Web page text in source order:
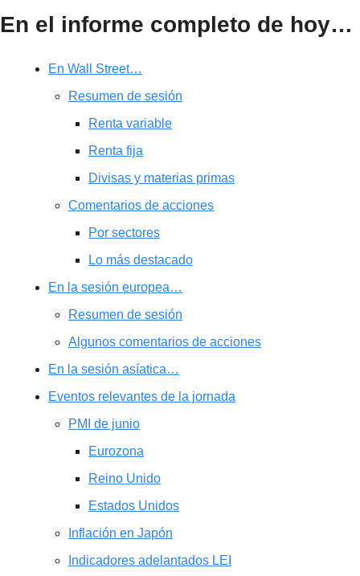
En el informe completo de hoy…
En Wall Street…
Resumen de sesión
Renta variable
Renta fija
Divisas y materias primas
Comentarios de acciones
Por sectores
Lo más destacado
En la sesión europea…
Resumen de sesión
Algunos comentarios de acciones
En la sesión asíatica…
Eventos relevantes de la jornada
PMI de junio
Eurozona
Reino Unido
Estados Unidos
Inflación en Japón
Indicadores adelantados LEI